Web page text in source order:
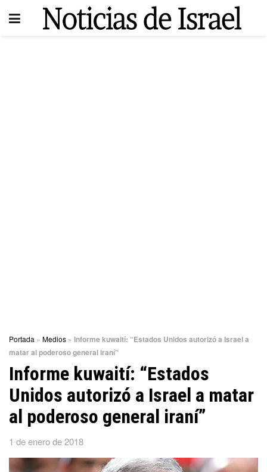
Portada » Medios » Informe kuwaití: “Estados Unidos autorizó a Israel a
matar al poderoso general iraní”
Informe kuwaití: “Estados
Unidos autorizó a Israel a matar
al poderoso general iraní”
1 de enero de 2018